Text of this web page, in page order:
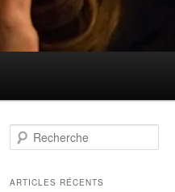
e
h
ARTICLES RÉCENTS